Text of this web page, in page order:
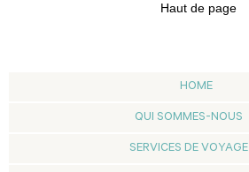
Haut de page
HOME
QUI SOMMES-NOUS
SERVICES DE VOYAGE